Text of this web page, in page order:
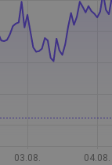
strategiją